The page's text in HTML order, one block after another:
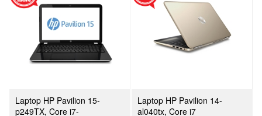
Laptop HP Pavilion 15-
p249TX, Core i7-
Laptop HP Pavilion 14-
al040tx, Core i7